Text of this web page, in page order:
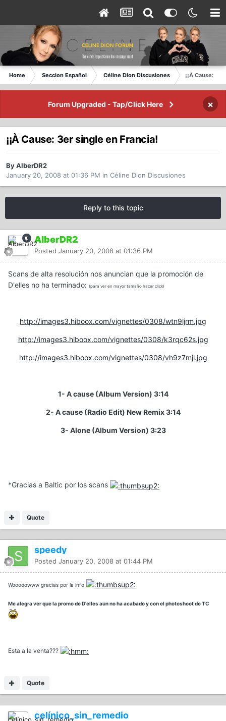
Home Seccion Español Céline Dion Discusiones ¡¡À Cause:
Forum Upgraded - Tap/Click Here ×
¡¡À Cause: 3er single en Francia!
By AlberDR2
January 20, 2008 at 01:36 PM in Céline Dion Discusiones
Reply to this topic
AlberDR2
Posted January 20, 2008 at 01:36 PM
Scans de alta resolución nos anuncian que la promoción de
D'elles no ha terminado: (para ver en mayor tamaño hacer click)
http://images3.hiboox.com/vignettes/0308/wtn9ljrm.jpg
http://images3.hiboox.com/vignettes/0308/k3rqc62s.jpg
http://images3.hiboox.com/vignettes/0308/vh9z7mjl.jpg
1- A cause (Album Version) 3:14
2- A cause (Radio Edit) New Remix 3:14
3- Alone (Album Version) 3:23
*Gracias a Baltic por los scans
Quote
speedy
Posted January 20, 2008 at 01:44 PM
Wooooowww gracias por la info
Me alegra ver que la promo de D'elles aun no ha acabado y con el photoshoot de TC
Esta a la venta???
Quote
celínico_sin_remedio